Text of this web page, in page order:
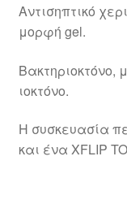
Αντισηπτικό
μορφή gel.
Βακτηριοκτόνο,
ιοκτόνο.
Η συσκευασία
και ένα XFLIP